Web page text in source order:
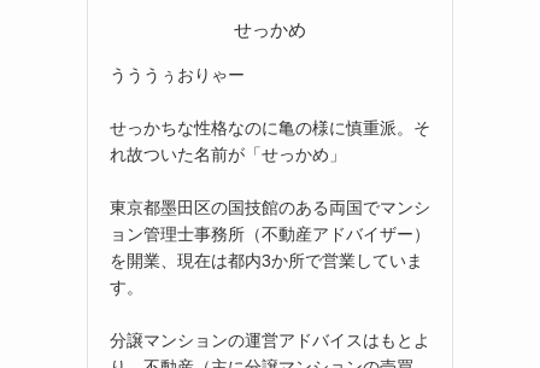
せっかめ
うううぅおりゃー
せっかちな性格なのに亀の様に慎重派。そ
れ故ついた名前が「せっかめ」
東京都墨田区の国技館のある両国でマンシ
ョン管理士事務所（不動産アドバイザー）
を開業、現在は都内3か所で営業していま
す。
分譲マンションの運営アドバイスはもとよ